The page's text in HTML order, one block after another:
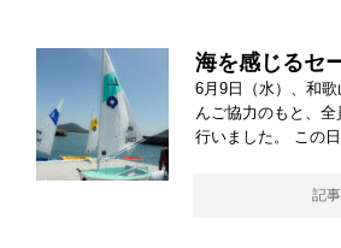
海を感じるセ
6月9日（水）、和
んご協力のもと、
行いました。 この日
記